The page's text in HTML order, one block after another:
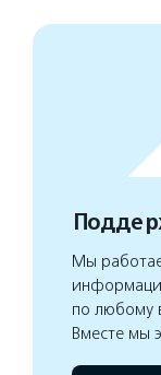
Мы
по любому
Вместе мы